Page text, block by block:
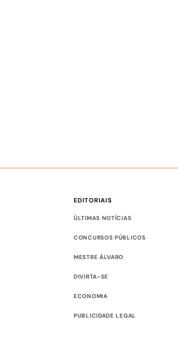
EDITORIAIS
ÚLTIMAS NOTÍCIAS
CONCURSOS PÚBLICOS
MESTRE ÁLVARO
DIVIRTA-SE
ECONOMIA
PUBLICIDADE LEGAL